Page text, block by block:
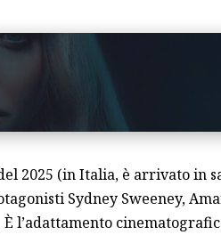
2025 (in Italia, è arrivato in
Sydney Sweeney,
l’adattamento